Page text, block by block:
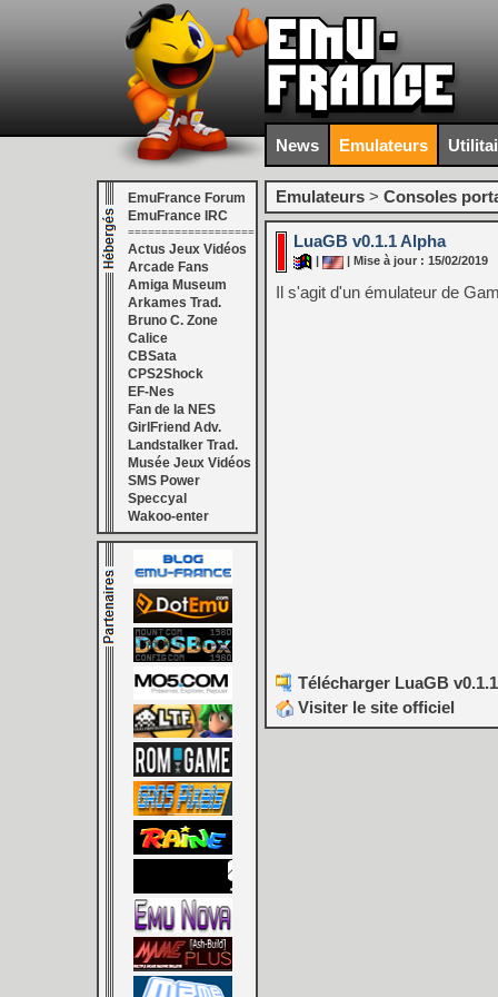
News Emulateurs
EmuFrance Forum
EmuFrance IRC
===================
Actus Jeux Vidéos
Arcade Fans
Amiga Museum
Arkames Trad.
Bruno C. Zone
Calice
CBSata
CPS2Shock
EF-Nes
Fan de la NES
GirlFriend Adv.
Landstalker Trad.
Musée Jeux Vidéos
SMS Power
Speccyal
Wakoo-enter
Emulateurs > Consoles
LuaGB v0.1.1 Alpha
| Mise à jour : 15/02/2019
Il s'agit d'un émulateur de
Télécharger LuaGB
Visiter le site officiel